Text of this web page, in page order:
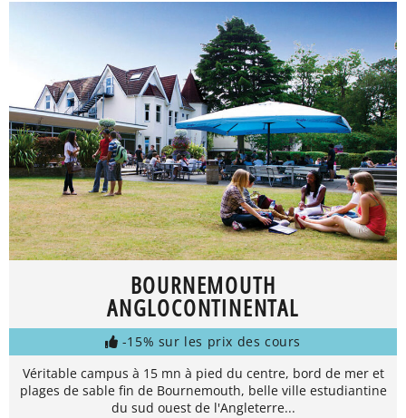
BOURNEMOUTH
ANGLOCONTINENTAL
-15% sur les prix des cours
Véritable campus à 15 mn à pied du centre, bord de mer et
plages de sable fin de Bournemouth, belle ville estudiantine
du sud ouest de l'Angleterre...